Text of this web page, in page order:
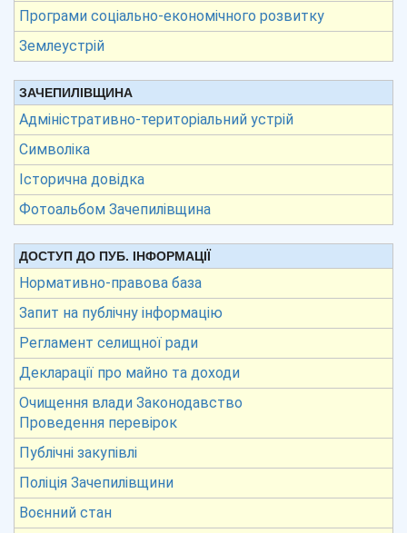
Програми соціально-економічного розвитку
Землеустрій
ЗАЧЕПИЛІВЩИНА
Адміністративно-територіальний устрій
Символіка
Історична довідка
Фотоальбом Зачепилівщина
ДОСТУП ДО ПУБ. ІНФОРМАЦІЇ
Нормативно-правова база
Запит на публічну інформацію
Регламент селищної ради
Декларації про майно та доходи
Очищення влади Законодавство
Проведення перевірок
Публічні закупівлі
Поліція Зачепилівщини
Воєнний стан